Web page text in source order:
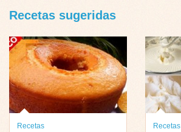
Recetas sugeridas
Recetas
Recetas